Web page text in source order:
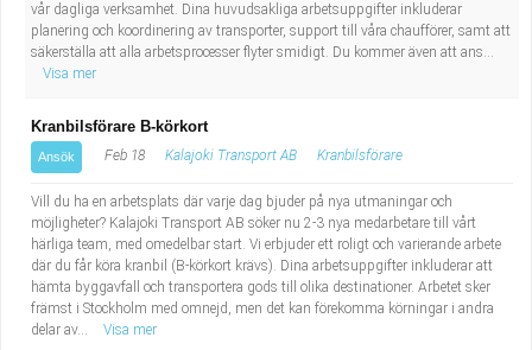
vår dagliga verksamhet. Dina huvudsakliga arbetsuppgifter inkluderar
planering och koordinering av transporter, support till våra chaufförer, samt att
säkerställa att alla arbetsprocesser flyter smidigt. Du kommer även att ans...
Visa mer
Kranbilsförare B-körkort
Ansök Feb 18 Kalajoki Transport AB Kranbilsförare
Vill du ha en arbetsplats där varje dag bjuder på nya utmaningar och
möjligheter? Kalajoki Transport AB söker nu 2-3 nya medarbetare till vårt
härliga team, med omedelbar start. Vi erbjuder ett roligt och varierande arbete
där du får köra kranbil (B-körkort krävs). Dina arbetsuppgifter inkluderar att
hämta byggavfall och transportera gods till olika destinationer. Arbetet sker
främst i Stockholm med omnejd, men det kan förekomma körningar i andra
delar av...
Visa mer